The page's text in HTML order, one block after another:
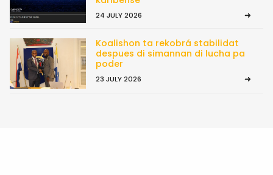
24 JULY 2026
Koalishon ta rekobrá stabilidat
despues di simannan di lucha pa
poder
23 JULY 2026